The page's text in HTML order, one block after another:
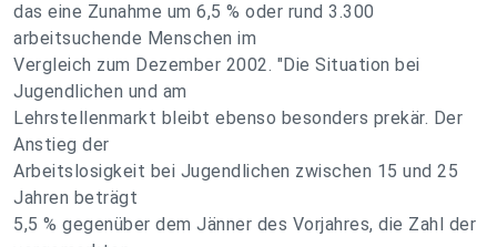
das eine Zunahme um 6,5 % oder rund 3.300
arbeitsuchende Menschen im
Vergleich zum Dezember 2002. "Die Situation bei
Jugendlichen und am
Lehrstellenmarkt bleibt ebenso besonders prekär. Der
Anstieg der
Arbeitslosigkeit bei Jugendlichen zwischen 15 und 25
Jahren beträgt
5,5 % gegenüber dem Jänner des Vorjahres, die Zahl der